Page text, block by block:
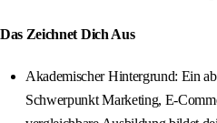
Das Zeichnet Dich Aus
Akademischer Hintergrund: Ein
Schwerpunkt Marketing, E-